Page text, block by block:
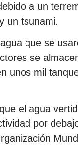
a un
un tsunami.
que se
se
unos mil
el agua
por